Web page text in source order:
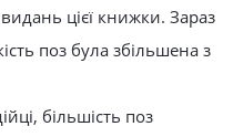
цієї книжки. Зараз
поз була збільшена з
більшість поз